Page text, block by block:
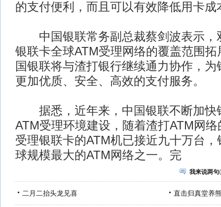
的支付便利，而且可以有效降低用卡成
中国银联常务副总裁蔡剑波表示，
银联卡全球ATM受理网络的覆盖范围
国银联将与渣打银行继续通力协作，
更加优质、安全、高效的支付服务。
据悉，近年来，中国银联不断加快
ATM受理环境建设，随着渣打ATM网
受理银联卡的ATM机已接近九十万台
球规模最大的ATM网络之一。完
我来说两句(
二月二抬头龙见喜 直击归真堂养